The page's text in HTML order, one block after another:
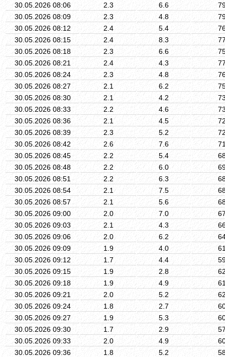
30.05.2026 08:06
2.3 6.6
30.05.2026 08:09
2.3 4.8
30.05.2026 08:12
2.4 5.4
30.05.2026 08:15
2.4 8.3
30.05.2026 08:18
2.3 6.6
30.05.2026 08:21
2.4 4.3
30.05.2026 08:24
2.3 4.8
30.05.2026 08:27
2.1 6.2
30.05.2026 08:30
2.1 4.2
30.05.2026 08:33
2.2 4.6
30.05.2026 08:36
2.1 4.5
30.05.2026 08:39
2.3 5.2
30.05.2026 08:42
2.6 7.6
30.05.2026 08:45
2.2 5.4
30.05.2026 08:48
2.2 6.0
30.05.2026 08:51
2.2 6.3
30.05.2026 08:54
2.1 7.5
30.05.2026 08:57
2.1 5.6
30.05.2026 09:00
2.0 7.0
30.05.2026 09:03
2.1 4.3
30.05.2026 09:06
2.0 6.2
30.05.2026 09:09
1.9 4.0
30.05.2026 09:12
1.7 4.4
30.05.2026 09:15
1.9 2.8
30.05.2026 09:18
1.9 4.9
30.05.2026 09:21
2.0 5.2
30.05.2026 09:24
1.8 2.7
30.05.2026 09:27
1.9 5.3
30.05.2026 09:30
1.7 2.9
30.05.2026 09:33
2.0 4.9
30.05.2026 09:36
1.8 5.2